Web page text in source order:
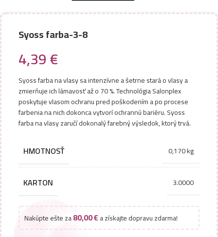
Syoss farba-3-8
4,39€
Syoss farba na vlasy sa intenzívne a šetrne stará o vlasy a
zmierňuje ich lámavosť až o 70 %. Technológia Salonplex
poskytuje vlasom ochranu pred poškodením a po procese
farbenia na nich dokonca vytvorí ochrannú bariéru. Syoss
farba na vlasy zaručí dokonalý farebný výsledok, ktorý trvá.
HMOTNOSŤ 0,170 kg
KARTON 3.0000
Nakúpte ešte za80,00€a získajte dopravu zdarma!